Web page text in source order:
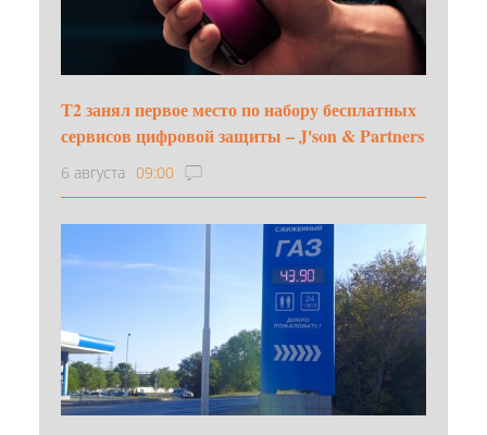
Т2 занял первое место по набору бесплатных
сервисов цифровой защиты – J'son & Partners
6 августа 09:00